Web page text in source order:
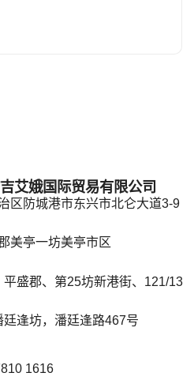
艾娥国际贸易有限公司
区防城港市东兴市北仑大道3-9
美亭一坊美亭市区
盛郡、第25坊新港街、121/13
逢坊，潘廷逢路467号
1616